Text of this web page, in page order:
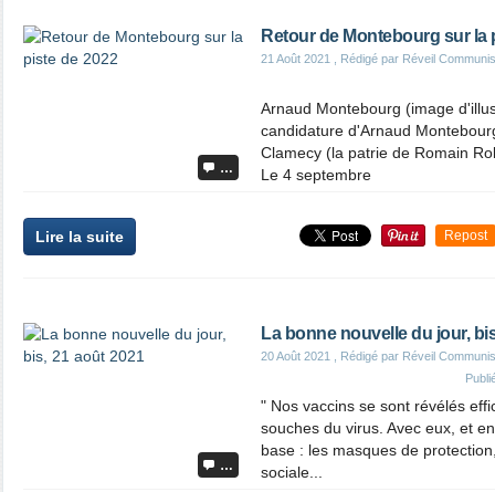
…
Retour de Montebourg sur la
21 Août 2021 , Rédigé par Réveil
Arnaud Montebourg (image
candidature d'Arnaud
Clamecy (la patrie de Romain
Le 4 septembre
Lire la suite Repost
…
La bonne nouvelle du jour,
20 Août 2021
, Rédigé par Réveil
" Nos vaccins se sont révélés
souches du virus. Avec eux, et
base : les masques de
sociale...